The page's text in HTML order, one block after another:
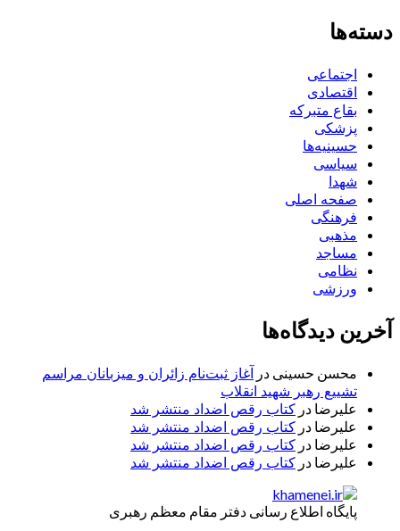
دسته‌ها
اجتماعی
اقتصادی
بقاع متبرکه
پزشکی
حسینیه‌ها
سیاسی
شهدا
صفحه اصلی
فرهنگی
مذهبی
مساجد
نظامی
ورزشی
آخرین دیدگاه‌ها
محسن حسینی در آغاز ثبت‌نام زائران و میزبانان مراسم
تشییع رهبر شهید انقلاب
علیرضا در کتاب رقص اضداد منتشر شد
علیرضا در کتاب رقص اضداد منتشر شد
علیرضا در کتاب رقص اضداد منتشر شد
علیرضا در کتاب رقص اضداد منتشر شد
پایگاه اطلاع رسانی دفتر مقام معظم رهبری